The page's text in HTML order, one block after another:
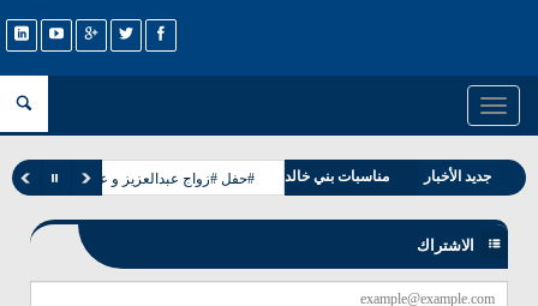
Toggle
navigation
جديد الأخبار
وفيات بني خالد
مناسبات بني خالد #حفل #زواج عبدالعزيز و عبدالله ابناء
الاشتراك